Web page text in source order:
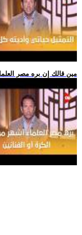
.. مين قالك إن بره مصر